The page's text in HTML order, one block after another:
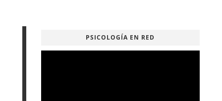
PSICOLOGÍA EN RED